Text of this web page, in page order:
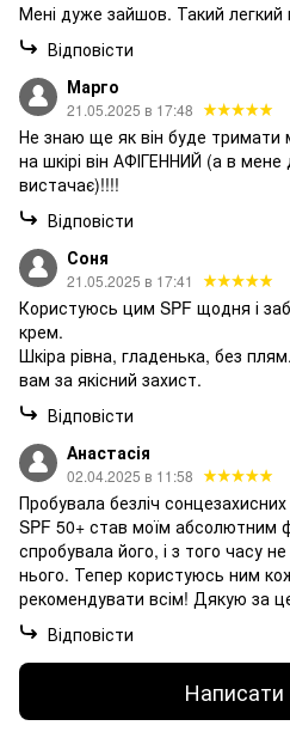
Мені дуже зайшов. Такий легкий
Відповісти
Марго
21.05.2025 в 17:48
Не знаю ще як він буде тримати
на шкірі він АФІГЕННИЙ (а в
вистачає)!!!!
Відповісти
Соня
21.05.2025 в 17:41
Користуюсь цим SPF щодня і
крем.
Шкіра рівна, гладенька, без
вам за якісний захист.
Відповісти
Анастасія
02.04.2025 в 11:58
Пробувала безліч
SPF 50+ став моїм абсолютним
спробувала його, і з того часу
нього. Тепер користуюсь ним
рекомендувати всім! Дякую за
Відповісти
Написати